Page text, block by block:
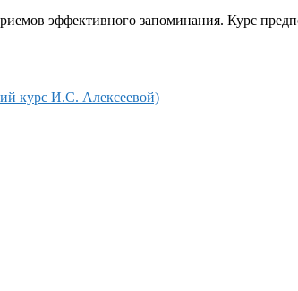
эффективного запоминания. Курс
курс И.С. Алексеевой)